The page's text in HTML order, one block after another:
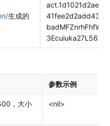
生成的
act.1d1021d2aee3d
41fee2d2add43456
badMFZnrhFhfWotu
3Ecuiuka27L56lr
参数示例
，大小
<nil>